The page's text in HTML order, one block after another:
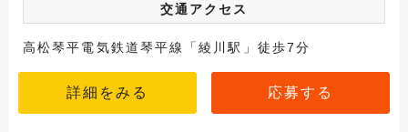
交通アクセス
高松琴平電気鉄道琴平線「綾川駅」徒歩7分
詳細をみる 応募する